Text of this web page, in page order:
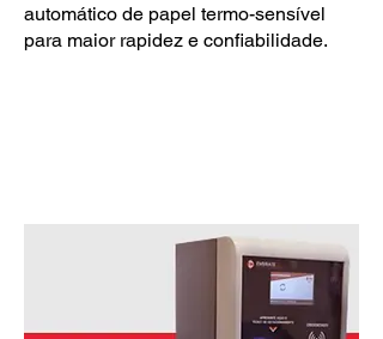
automático de papel termo-sensível
para maior rapidez e confiabilidade.